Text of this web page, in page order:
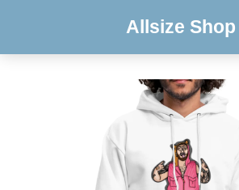
Allsize Shop